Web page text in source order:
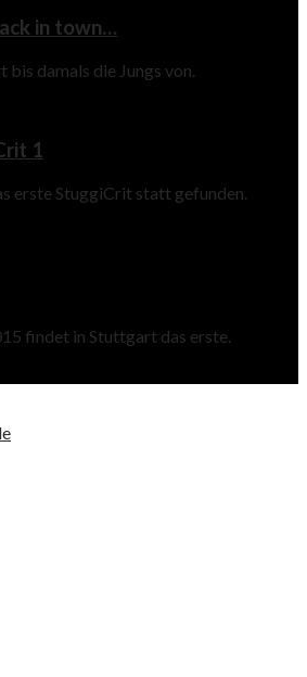
in town…
bis damals die Jungs von.
1
erste StuggiCrit statt gefunden.
findet in Stuttgart das erste.